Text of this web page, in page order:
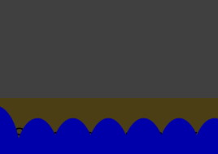
Suivez toutes les